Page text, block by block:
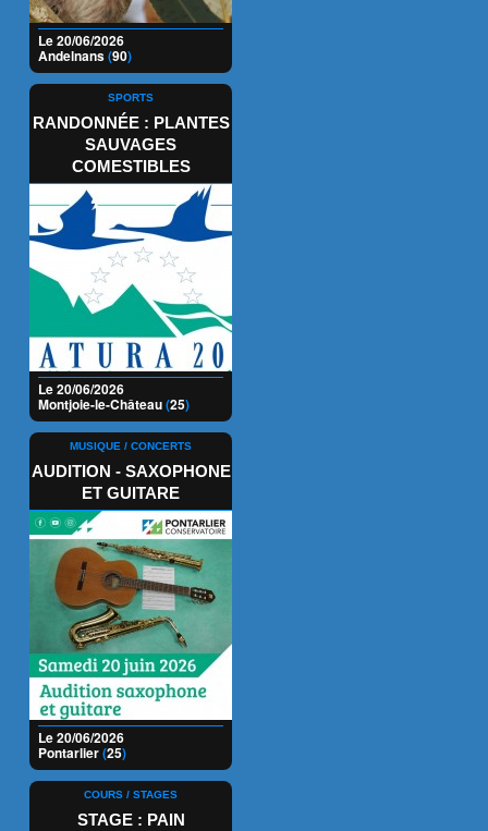
Le 20/06/2026
Andelnans(90)
SPORTS
RANDONNÉE : PLANTES
SAUVAGES
COMESTIBLES
Le 20/06/2026
Montjoie-le-Château(25)
MUSIQUE / CONCERTS
AUDITION - SAXOPHONE
ET GUITARE
Le 20/06/2026
Pontarlier(25)
COURS / STAGES
STAGE : PAIN